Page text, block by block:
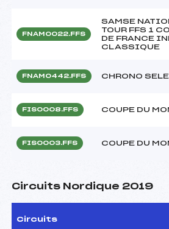
FNAM0022.FFS
SAMSE
TOUR FFS 1
DE FRANCE
CLASSIQUE
FNAM0442.FFS CHRONO
FIS0008.FFS COUPE DU
FIS0003.FFS COUPE DU
Circuits Nordique 2019
Circuits